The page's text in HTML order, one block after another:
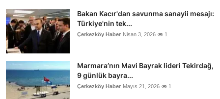
Bakan Kacır'dan savunma sanayii mesajı:
Türkiye'nin tek...
Çerkezköy Haber Nisan 3, 2026 1
Marmara’nın Mavi Bayrak lideri Tekirdağ,
9 günlük bayra...
Çerkezköy Haber Mayıs 21, 2026 1